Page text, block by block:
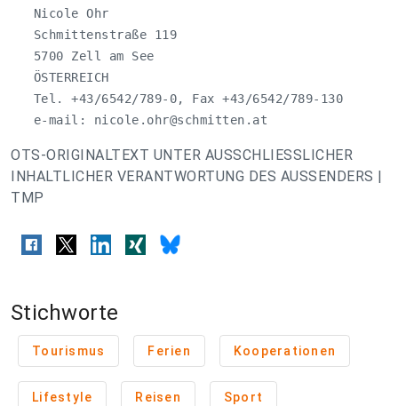
   Nicole Ohr
   Schmittenstraße 119
   5700 Zell am See
   ÖSTERREICH
   Tel. +43/6542/789-0, Fax +43/6542/789-130
   e-mail:
nicole.ohr@schmitten.at
OTS-ORIGINALTEXT UNTER AUSSCHLIESSLICHER
INHALTLICHER VERANTWORTUNG DES AUSSENDERS |
TMP
Stichworte
Tourismus Ferien Kooperationen
Lifestyle Reisen Sport